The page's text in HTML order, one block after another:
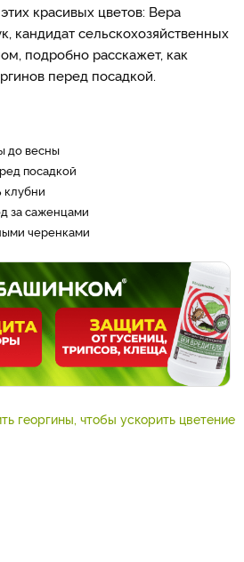
красивых цветов: Вера
кандидат сельскохозяйственных
подробно расскажет, как
перед посадкой.
до весны
посадкой
клубни
за саженцами
черенками